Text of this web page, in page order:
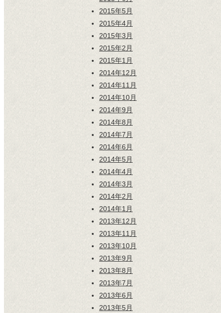
2015年5月
2015年4月
2015年3月
2015年2月
2015年1月
2014年12月
2014年11月
2014年10月
2014年9月
2014年8月
2014年7月
2014年6月
2014年5月
2014年4月
2014年3月
2014年2月
2014年1月
2013年12月
2013年11月
2013年10月
2013年9月
2013年8月
2013年7月
2013年6月
2013年5月